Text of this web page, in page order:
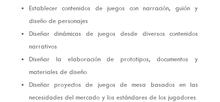
Establecer contenidos de juegos con narración, guión y
diseño de personajes
Diseñar dinámicas de juegos desde diversos contenidos
narrativos
Diseñar la elaboración de prototipos, documentos y
materiales de diseño
Diseñar proyectos de juegos de mesa basados en las
necesidades del mercado y los estándares de los jugadores